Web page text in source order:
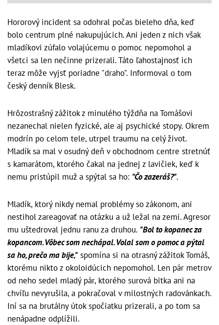
Hororový incident sa odohral počas bieleho dňa, keď
bolo centrum plné nakupujúcich. Ani jeden z nich však
mladíkovi zúfalo volajúcemu o pomoc nepomohol a
všetci sa len nečinne prizerali. Táto ľahostajnosť ich
teraz môže vyjsť poriadne "draho". Informoval o tom
český denník Blesk.
Hrôzostrašný zážitok z minulého týždňa na Tomášovi
nezanechal nielen fyzické, ale aj psychické stopy. Okrem
modrín po celom tele, utrpel traumu na celý život.
Mladík sa mal v osudný deň v obchodnom centre stretnúť
s kamarátom, ktorého čakal na jednej z lavičiek, keď k
nemu pristúpil muž a spýtal sa ho: "Čo zazeráš?".
Mladík, ktorý nikdy nemal problémy so zákonom, ani
nestihol zareagovať na otázku a už ležal na zemi. Agresor
mu uštedroval jednu ranu za druhou. "Bol to kopanec za
kopancom. Vôbec som nechápal. Volal som o pomoc a pýtal
sa ho, prečo ma bije," spomína si na otrasný zážitok Tomáš,
ktorému nikto z okoloidúcich nepomohol. Len pár metrov
od neho sedel mladý pár, ktorého surová bitka ani na
chvíľu nevyrušila, a pokračoval v milostných radovánkach.
Iní sa na brutálny útok spočiatku prizerali, a po tom sa
nenápadne odplížili.